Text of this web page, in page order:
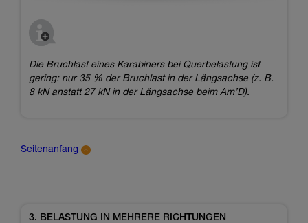
Die Bruchlast eines Karabiners bei Querbelastung ist
gering: nur 35 % der Bruchlast in der Längsachse (z. B.
8 kN anstatt 27 kN in der Längsachse beim Am’D).
Seitenanfang
3. BELASTUNG IN MEHRERE RICHTUNGEN